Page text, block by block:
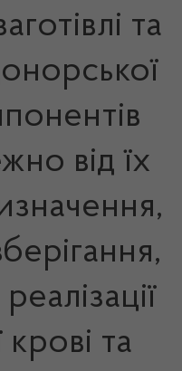
та
від їх
та